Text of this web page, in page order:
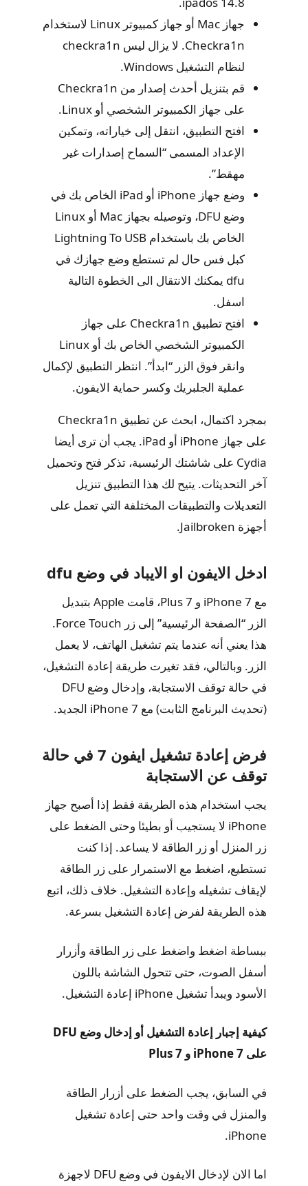
جهاز Mac أو جهاز كمبيوتر Linux لاستخدام
Checkra1n. لا يزال ليس checkra1n
لنظام التشغيل Windows.
قم بتنزيل أحدث إصدار من Checkra1n
على جهاز الكمبيوتر الشخصي أو Linux.
افتح التطبيق، انتقل إلى خياراته، وتمكين
الإعداد المسمى “السماح إصدارات غير
مهقط”.
وضع جهاز iPhone أو iPad الخاص بك في
وضع DFU، وتوصيله بجهاز Mac أو Linux
الخاص بك باستخدام Lightning To USB
كبل فس حال لم تستطع وضع جهازك في
dfu يمكنك الانتقال الى الخطوة التالية
اسفل.
افتح تطبيق Checkra1n على جهاز
الكمبيوتر الشخصي الخاص بك أو Linux
وانقر فوق الزر “ابدأ”. انتظر التطبيق لإكمال
عملية الجلبريك وكسر حماية الايفون.
بمجرد اكتمال، ابحث عن تطبيق Checkra1n
على جهاز iPhone أو iPad. يجب أن ترى أيضا
Cydia على شاشتك الرئيسية، تذكر فتح وتحميل
آخر التحديثات. يتيح لك هذا التطبيق تنزيل
التعديلات والتطبيقات المختلفة التي تعمل على
أجهزة Jailbroken.
ادخل الايفون او الايباد في وضع dfu
مع iPhone 7 و 7 Plus، قامت Apple بتبديل
الزر “الصفحة الرئيسية” إلى زر Force Touch.
هذا يعني أنه عندما يتم تشغيل الهاتف، لا يعمل
الزر. وبالتالي، فقد تغيرت طريقة إعادة التشغيل،
في حالة توقف الاستجابة، وإدخال وضع DFU
(تحديث البرنامج الثابت) مع iPhone 7 الجديد.
فرض إعادة تشغيل ايفون 7 في حالة
توقف عن الاستجابة
يجب استخدام هذه الطريقة فقط إذا أصبح جهاز
iPhone لا يستجيب أو بطيئا وحتى الضغط على
زر المنزل أو زر الطاقة لا يساعد. إذا كنت
تستطيع، اضغط مع الاستمرار على زر الطاقة
لإيقاف تشغيله وإعادة التشغيل. خلاف ذلك، اتبع
هذه الطريقة لفرض إعادة التشغيل بسرعة.
ببساطة اضغط واضغط على زر الطاقة وأزرار
أسفل الصوت، حتى تتحول الشاشة باللون
الأسود ويبدأ تشغيل iPhone إعادة التشغيل.
كيفية إجبار إعادة التشغيل أو إدخال وضع DFU
على iPhone 7 و 7 Plus
في السابق، يجب الضغط على أزرار الطاقة
والمنزل في وقت واحد حتى إعادة تشغيل
iPhone.
اما الان لإدخال الايفون في وضع DFU لاجهزة